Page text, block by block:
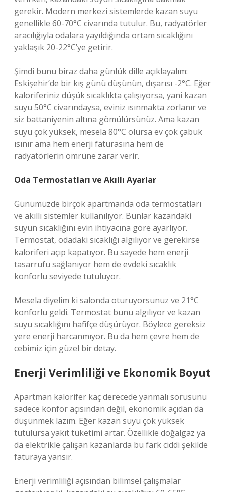
gerekir. Modern merkezi sistemlerde kazan suyu
genellikle 60-70°C civarında tutulur. Bu, radyatörler
aracılığıyla odalara yayıldığında ortam sıcaklığını
yaklaşık 20-22°C’ye getirir.
Şimdi bunu biraz daha günlük dille açıklayalım:
Eskişehir’de bir kış günü düşünün, dışarısı -2°C. Eğer
kaloriferiniz düşük sıcaklıkta çalışıyorsa, yani kazan
suyu 50°C civarındaysa, eviniz ısınmakta zorlanır ve
siz battaniyenin altına gömülürsünüz. Ama kazan
suyu çok yüksek, mesela 80°C olursa ev çok çabuk
ısınır ama hem enerji faturasına hem de
radyatörlerin ömrüne zarar verir.
Oda Termostatları ve Akıllı Ayarlar
Günümüzde birçok apartmanda oda termostatları
ve akıllı sistemler kullanılıyor. Bunlar kazandaki
suyun sıcaklığını evin ihtiyacına göre ayarlıyor.
Termostat, odadaki sıcaklığı algılıyor ve gerekirse
kaloriferi açıp kapatıyor. Bu sayede hem enerji
tasarrufu sağlanıyor hem de evdeki sıcaklık
konforlu seviyede tutuluyor.
Mesela diyelim ki salonda oturuyorsunuz ve 21°C
konforlu geldi. Termostat bunu algılıyor ve kazan
suyu sıcaklığını hafifçe düşürüyor. Böylece gereksiz
yere enerji harcanmıyor. Bu da hem çevre hem de
cebimiz için güzel bir detay.
Enerji Verimliliği ve Ekonomik Boyut
Apartman kalorifer kaç derecede yanmalı sorusunu
sadece konfor açısından değil, ekonomik açıdan da
düşünmek lazım. Eğer kazan suyu çok yüksek
tutulursa yakıt tüketimi artar. Özellikle doğalgaz ya
da elektrikle çalışan kazanlarda bu fark ciddi şekilde
faturaya yansır.
Enerji verimliliği açısından bilimsel çalışmalar